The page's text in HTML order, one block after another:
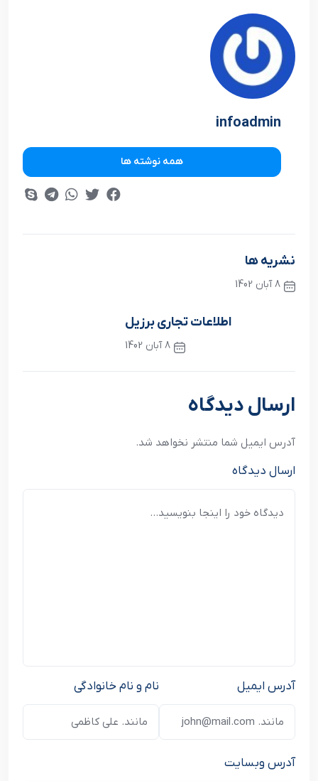
infoadmin
همه نوشته ها
نشریه ها
8 آبان 1402
اطلاعات تجاري برزيل
8 آبان 1402
نوشته بعدی
ارسال دیدگاه
آدرس ایمیل شما منتشر نخواهد شد.
ارسال دیدگاه
نام و نام خانوادگی آدرس ایمیل
آدرس وبسایت